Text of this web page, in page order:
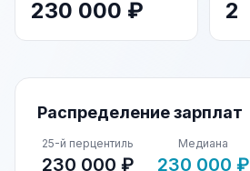
230 000 ₽ 2
Распределение зарплат
25-й перцентиль
230 000 ₽
Медиана
230 000 ₽